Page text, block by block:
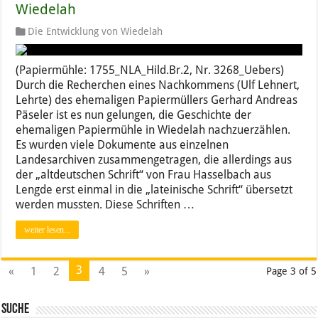
Wiedelah
Die Entwicklung von Wiedelah
(Papiermühle: 1755_NLA_Hild.Br.2, Nr. 3268_Uebers)
Durch die Recherchen eines Nachkommens (Ulf Lehnert,
Lehrte) des ehemaligen Papiermüllers Gerhard Andreas
Päseler ist es nun gelungen, die Geschichte der
ehemaligen Papiermühle in Wiedelah nachzuerzählen.
Es wurden viele Dokumente aus einzelnen
Landesarchiven zusammengetragen, die allerdings aus
der „altdeutschen Schrift“ von Frau Hasselbach aus
Lengde erst einmal in die „lateinische Schrift“ übersetzt
werden mussten. Diese Schriften …
weiter lesen...
Page 3 of 5
« 1 2 3 4 5 »
Suche